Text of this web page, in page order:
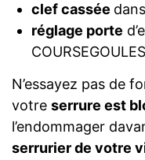
clef cassée
réglage porte
COURSEGOULES
N’essayez pas de
votre serrure est
l’endommager
serrurier de votre